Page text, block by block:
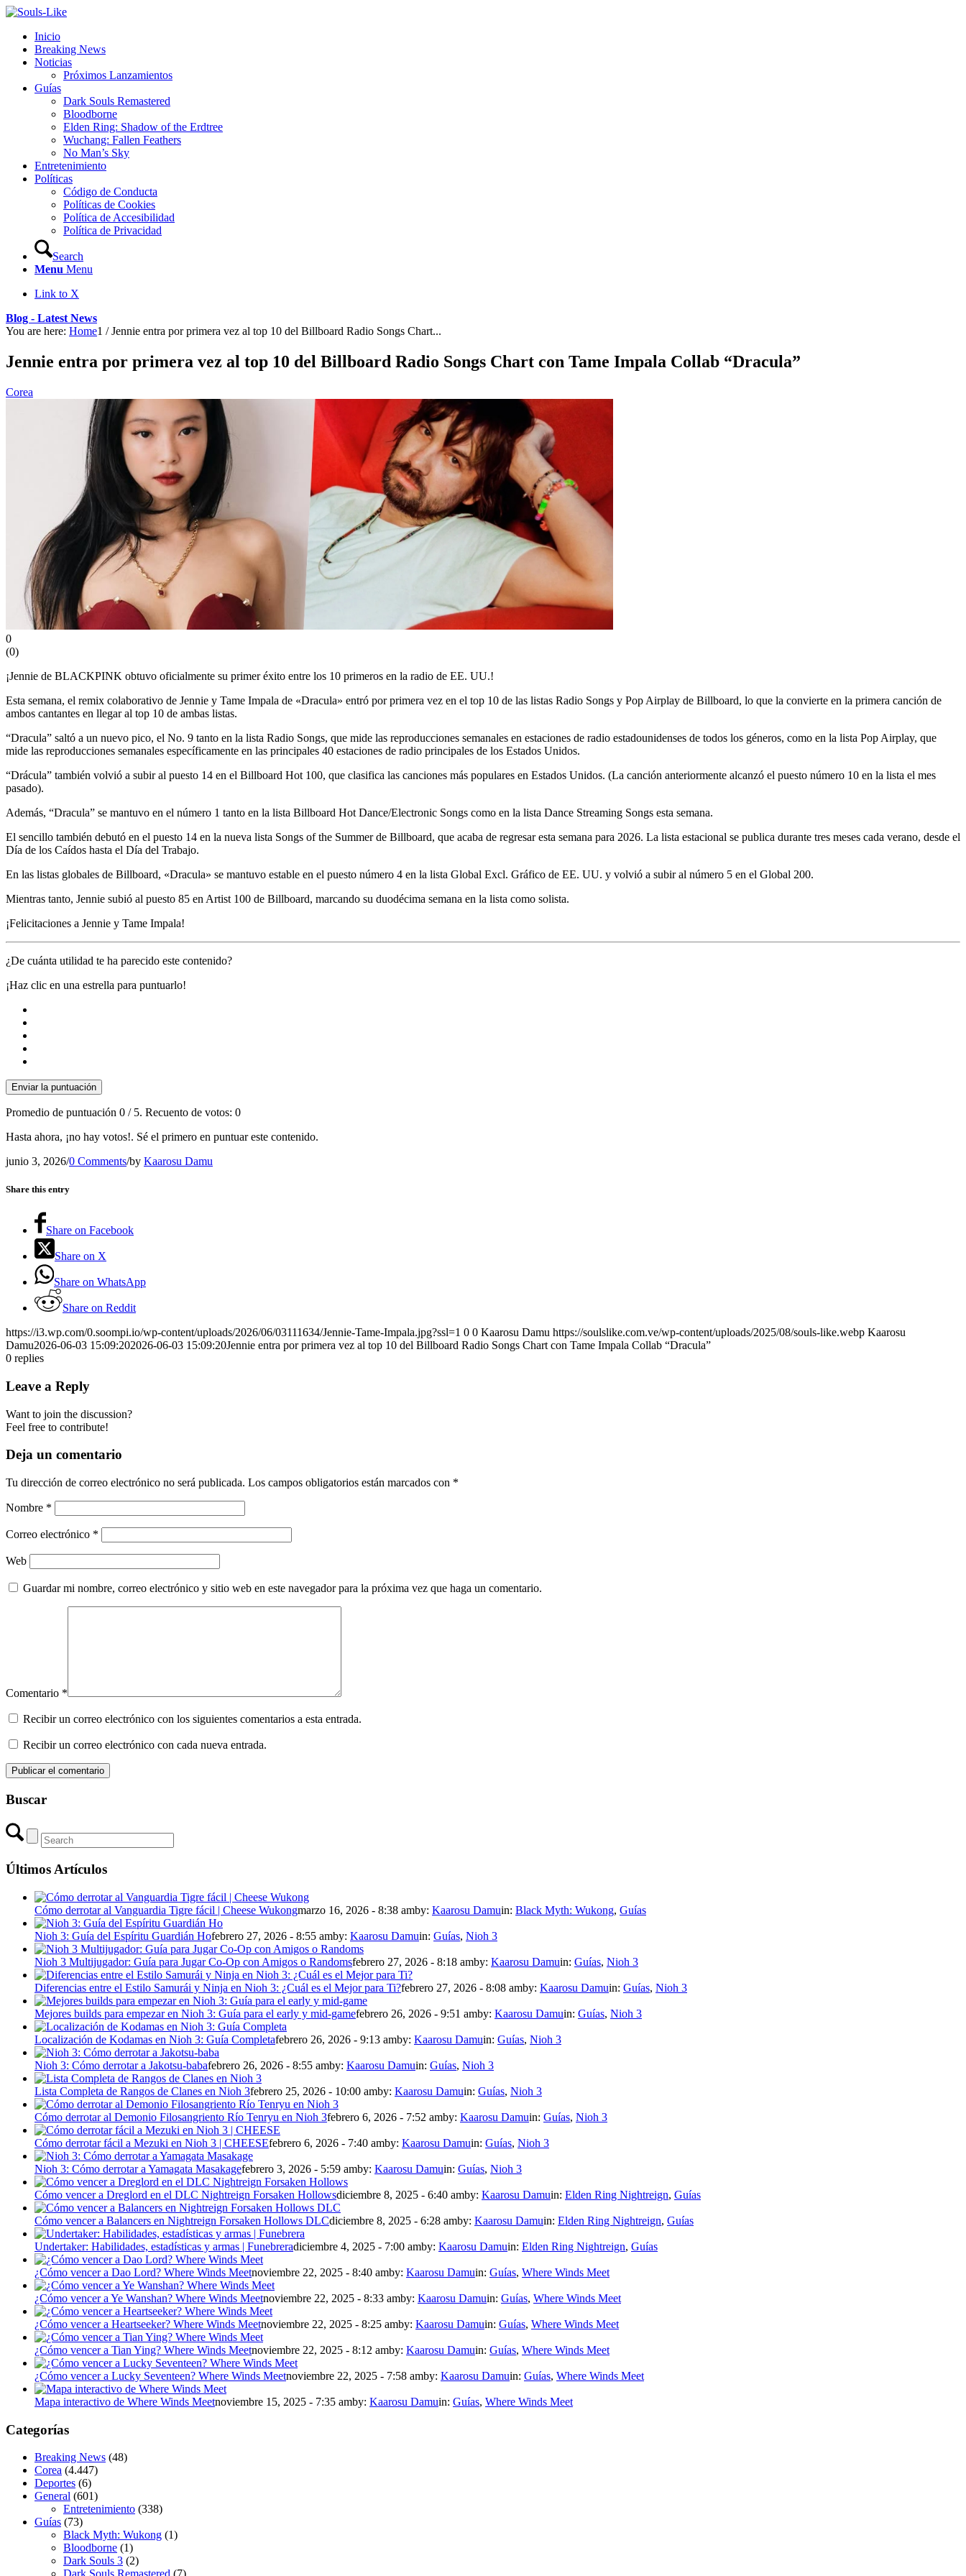
Inicio
Breaking News
Noticias
Próximos Lanzamientos
Guías
Dark Souls Remastered
Bloodborne
Elden Ring: Shadow of the Erdtree
Wuchang: Fallen Feathers
No Man’s Sky
Entretenimiento
Políticas
Código de Conducta
Políticas de Cookies
Política de Accesibilidad
Política de Privacidad
Search
Menu Menu
Link to X
Blog - Latest News
You are here: Home1 / Jennie entra por primera vez al top 10 del Billboard Radio Songs Chart...
Jennie entra por primera vez al top 10 del Billboard Radio Songs Chart con Tame Impala Collab “Dracula”
Corea
0
(0)
¡Jennie de BLACKPINK obtuvo oficialmente su primer éxito entre los 10 primeros en la radio de EE. UU.!
Esta semana, el remix colaborativo de Jennie y Tame Impala de «Dracula» entró por primera vez en el top 10 de las listas Radio Songs y Pop Airplay de Billboard, lo que la convierte en la primera canción de
ambos cantantes en llegar al top 10 de ambas listas.
“Dracula” saltó a un nuevo pico, el No. 9 tanto en la lista Radio Songs, que mide las reproducciones semanales en estaciones de radio estadounidenses de todos los géneros, como en la lista Pop Airplay, que
mide las reproducciones semanales específicamente en las principales 40 estaciones de radio principales de los Estados Unidos.
“Drácula” también volvió a subir al puesto 14 en el Billboard Hot 100, que clasifica las canciones más populares en Estados Unidos. (La canción anteriormente alcanzó el puesto número 10 en la lista el mes
pasado).
Además, “Dracula” se mantuvo en el número 1 tanto en la lista Billboard Hot Dance/Electronic Songs como en la lista Dance Streaming Songs esta semana.
El sencillo también debutó en el puesto 14 en la nueva lista Songs of the Summer de Billboard, que acaba de regresar esta semana para 2026. La lista estacional se publica durante tres meses cada verano, desde el
Día de los Caídos hasta el Día del Trabajo.
En las listas globales de Billboard, «Dracula» se mantuvo estable en el puesto número 4 en la lista Global Excl. Gráfico de EE. UU. y volvió a subir al número 5 en el Global 200.
Mientras tanto, Jennie subió al puesto 85 en Artist 100 de Billboard, marcando su duodécima semana en la lista como solista.
¡Felicitaciones a Jennie y Tame Impala!
¿De cuánta utilidad te ha parecido este contenido?
¡Haz clic en una estrella para puntuarlo!
Enviar la puntuación
Promedio de puntuación 0 / 5. Recuento de votos: 0
Hasta ahora, ¡no hay votos!. Sé el primero en puntuar este contenido.
junio 3, 2026/0 Comments/by Kaarosu Damu
Share this entry
Share on Facebook
Share on X
Share on WhatsApp
Share on Reddit
https://i3.wp.com/0.soompi.io/wp-content/uploads/2026/06/03111634/Jennie-Tame-Impala.jpg?ssl=1 0 0 Kaarosu Damu https://soulslike.com.ve/wp-content/uploads/2025/08/souls-like.webp Kaarosu
Damu2026-06-03 15:09:202026-06-03 15:09:20Jennie entra por primera vez al top 10 del Billboard Radio Songs Chart con Tame Impala Collab “Dracula”
0 replies
Leave a Reply
Want to join the discussion?
Feel free to contribute!
Deja un comentario
Tu dirección de correo electrónico no será publicada. Los campos obligatorios están marcados con *
Nombre *
Correo electrónico *
Web
Guardar mi nombre, correo electrónico y sitio web en este navegador para la próxima vez que haga un comentario.
Comentario *
Recibir un correo electrónico con los siguientes comentarios a esta entrada.
Recibir un correo electrónico con cada nueva entrada.
Buscar
Últimos Artículos
Cómo derrotar al Vanguardia Tigre fácil | Cheese Wukongmarzo 16, 2026 - 8:38 amby: Kaarosu Damuin: Black Myth: Wukong, Guías
Nioh 3: Guía del Espíritu Guardián Hofebrero 27, 2026 - 8:55 amby: Kaarosu Damuin: Guías, Nioh 3
Nioh 3 Multijugador: Guía para Jugar Co-Op con Amigos o Randomsfebrero 27, 2026 - 8:18 amby: Kaarosu Damuin: Guías, Nioh 3
Diferencias entre el Estilo Samurái y Ninja en Nioh 3: ¿Cuál es el Mejor para Ti?febrero 27, 2026 - 8:08 amby: Kaarosu Damuin: Guías, Nioh 3
Mejores builds para empezar en Nioh 3: Guía para el early y mid-gamefebrero 26, 2026 - 9:51 amby: Kaarosu Damuin: Guías, Nioh 3
Localización de Kodamas en Nioh 3: Guía Completafebrero 26, 2026 - 9:13 amby: Kaarosu Damuin: Guías, Nioh 3
Nioh 3: Cómo derrotar a Jakotsu-babafebrero 26, 2026 - 8:55 amby: Kaarosu Damuin: Guías, Nioh 3
Lista Completa de Rangos de Clanes en Nioh 3febrero 25, 2026 - 10:00 amby: Kaarosu Damuin: Guías, Nioh 3
Cómo derrotar al Demonio Filosangriento Río Tenryu en Nioh 3febrero 6, 2026 - 7:52 amby: Kaarosu Damuin: Guías, Nioh 3
Cómo derrotar fácil a Mezuki en Nioh 3 | CHEESEfebrero 6, 2026 - 7:40 amby: Kaarosu Damuin: Guías, Nioh 3
Nioh 3: Cómo derrotar a Yamagata Masakagefebrero 3, 2026 - 5:59 amby: Kaarosu Damuin: Guías, Nioh 3
Cómo vencer a Dreglord en el DLC Nightreign Forsaken Hollowsdiciembre 8, 2025 - 6:40 amby: Kaarosu Damuin: Elden Ring Nightreign, Guías
Cómo vencer a Balancers en Nightreign Forsaken Hollows DLCdiciembre 8, 2025 - 6:28 amby: Kaarosu Damuin: Elden Ring Nightreign, Guías
Undertaker: Habilidades, estadísticas y armas | Funebreradiciembre 4, 2025 - 7:00 amby: Kaarosu Damuin: Elden Ring Nightreign, Guías
¿Cómo vencer a Dao Lord? Where Winds Meetnoviembre 22, 2025 - 8:40 amby: Kaarosu Damuin: Guías, Where Winds Meet
¿Cómo vencer a Ye Wanshan? Where Winds Meetnoviembre 22, 2025 - 8:33 amby: Kaarosu Damuin: Guías, Where Winds Meet
¿Cómo vencer a Heartseeker? Where Winds Meetnoviembre 22, 2025 - 8:25 amby: Kaarosu Damuin: Guías, Where Winds Meet
¿Cómo vencer a Tian Ying? Where Winds Meetnoviembre 22, 2025 - 8:12 amby: Kaarosu Damuin: Guías, Where Winds Meet
¿Cómo vencer a Lucky Seventeen? Where Winds Meetnoviembre 22, 2025 - 7:58 amby: Kaarosu Damuin: Guías, Where Winds Meet
Mapa interactivo de Where Winds Meetnoviembre 15, 2025 - 7:35 amby: Kaarosu Damuin: Guías, Where Winds Meet
Categorías
Breaking News (48)
Corea (4.447)
Deportes (6)
General (601)
Entretenimiento (338)
Guías (73)
Black Myth: Wukong (1)
Bloodborne (1)
Dark Souls 3 (2)